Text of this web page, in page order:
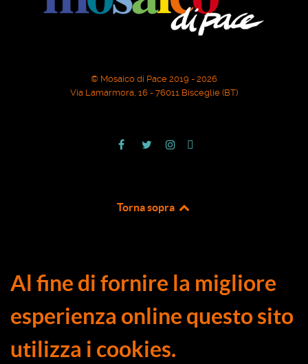
© Mosaico di Pace 2019 - 2026
Via Lamarmora, 16 - 76011 Bisceglie (BT)
Torna sopra
Al fine di fornire la migliore
esperienza online questo sito
utilizza i cookies.